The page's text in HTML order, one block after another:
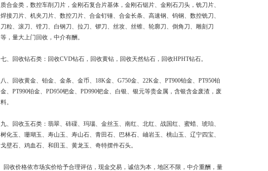
质合金类，数控车削刀片，金刚石复合片基体，金刚石锯片、金刚石刀头，铣刀片、
焊接刀片、机夹刀片、数控刀片、合金钉锤、合金长条、高速钢、钨钢、数控铣刀、
刀粒、滚刀、镗刀、白钢刀、拉刀、锣刀、丝攻、丝锥、轮廓刀、倒角刀、雕刻刀
等，量大上门回收，中介有酬。
七、回收钻石类：回收CVD钻石，回收黄钻，回收天然钻石，回收HPHT钻石。
八、回收黄金、铂金、金条、金币、18K金、G750金、22K金、PT900铂金、PT950铂
金、PT990铂金、PD950钯金、PD990钯金、白银、银元等贵金属，含银含金废渣，废
料。
九、回收玉石类：翡翠、砗磲、玛瑙、金丝玉、南红、北红、战国红、蜜蜡、琥珀、
树化玉、珊瑚玉、寿山玉、寿山石、青田石、巴林石、岫岩玉、桃山玉、辽宁四宝、
戈壁石、鸡血石、和田玉、黄龙玉、奇特摆件石头。
回收价格依市场实价给予合理评估，现金交易，诚信为本，地区不限，中介重酬，量